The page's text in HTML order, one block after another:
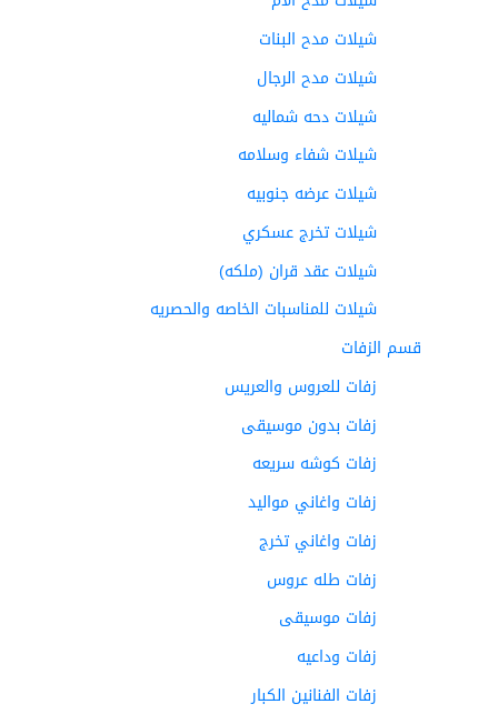
شيلات مدح البنات
شيلات مدح الرجال
شيلات دحه شماليه
شيلات شفاء وسلامه
شيلات عرضه جنوبيه
شيلات تخرج عسكري
شيلات عقد قران (ملكه)
شيلات للمناسبات الخاصه والحصريه
قسم الزفات
زفات للعروس والعريس
زفات بدون موسيقى
زفات كوشه سريعه
زفات واغاني مواليد
زفات واغاني تخرج
زفات طله عروس
زفات موسيقى
زفات وداعيه
زفات الفنانين الكبار